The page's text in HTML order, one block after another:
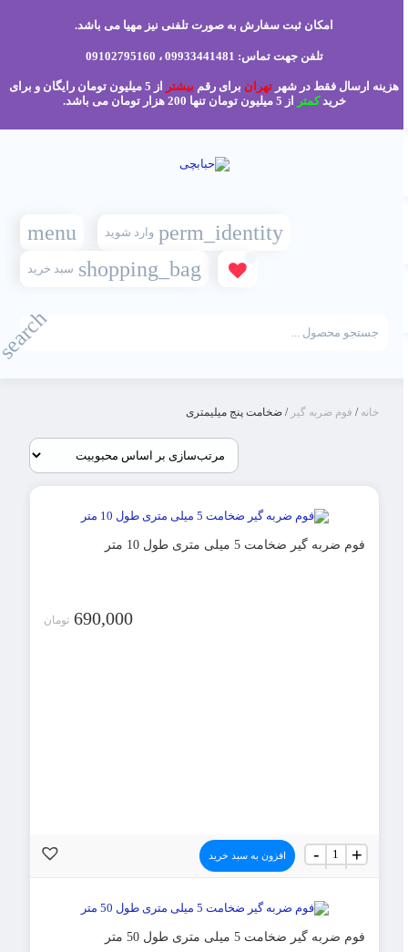
امکان ثبت سفارش به صورت تلفنی نیز مهیا می باشد.
تلفن جهت تماس: 09933441481 ، 09102795160
هزینه ارسال فقط در شهر تهرانبرای رقمبیشتر
از 5 میلیون تومان رایگان و برای
خریدکمتر از 5 میلیون تومان تنها 200 هزار تومان می باشد.
menu وارد شوید perm_identity
سبد خرید shopping_bag
search
خانه/فوم ضربه گیر/ ضخامت پنج میلیمتری
فوم ضربه گیر ضخامت 5 میلی متری طول 10 متر
فوم
ضربه
گیر
متری
+
- افزون به سبد خرید
690,000 تومان
فوم ضربه گیر ضخامت 5 میلی متری طول 50 متر